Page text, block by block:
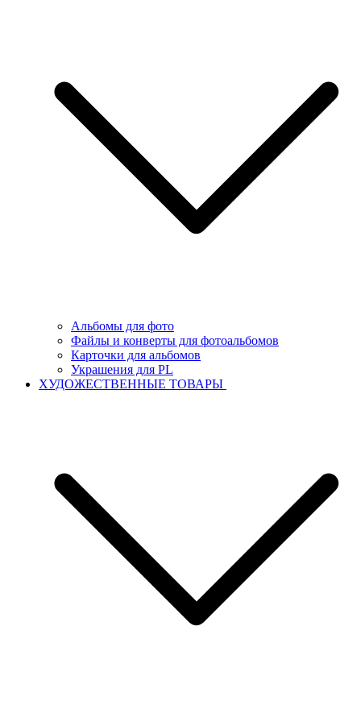
Альбомы для фото
Файлы и конверты для фотоальбомов
Карточки для альбомов
Украшения для PL
ХУДОЖЕСТВЕННЫЕ ТОВАРЫ